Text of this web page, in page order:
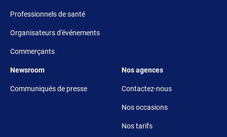
Professionnels de santé
Organisateurs d'événements
Commerçants
Footer 5
Newsroom
Communiqués de presse
Footer 6
Nos agences
Contactez-nous
Nos occasions
Nos tarifs